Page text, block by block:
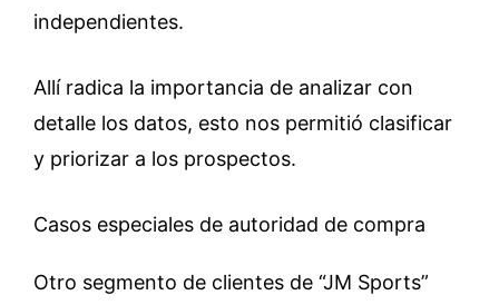
independientes.
Allí radica la importancia de analizar con
detalle los datos, esto nos permitió clasificar
y priorizar a los prospectos.
Casos especiales de autoridad de compra
Otro segmento de clientes de “JM Sports”